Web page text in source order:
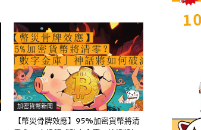
加密貨幣新聞
【幣災骨牌效應】95%加密貨幣將清